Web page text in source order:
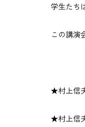
学生たち
この講演
★村上信
★村上信